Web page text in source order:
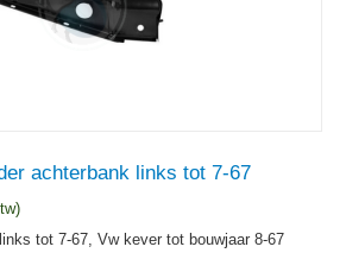
achterbank links tot 7-67
tot 7-67, Vw kever tot bouwjaar 8-67